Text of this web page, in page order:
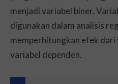
menjadi variabel biner.
digunakan dalam analisis
memperhitungkan efek
variabel dependen.